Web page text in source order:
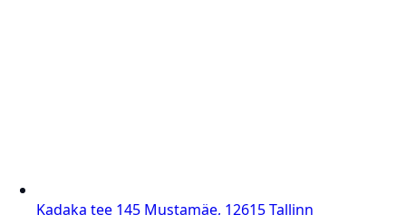
Kadaka tee 145 Mustamäe, 12615 Tallinn